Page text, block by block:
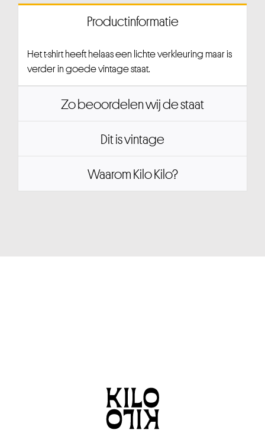
Productinformatie
Het t-shirt heeft helaas een lichte verkleuring maar is
verder in goede vintage staat.
Zo beoordelen wij de staat
Dit is vintage
Waarom Kilo Kilo?